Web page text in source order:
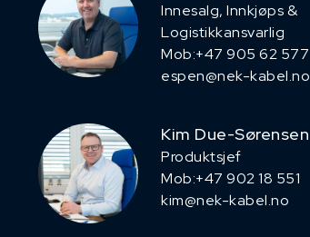
Innesalg, ​Innkjøps &
Logistikkansvarlig
Mob:+47 905 62 577
espen@nek-kabel.no
Kim Due-Sørensen
Produktsjef
​Mob:+47 902 18 551
kim@nek-kabel.no